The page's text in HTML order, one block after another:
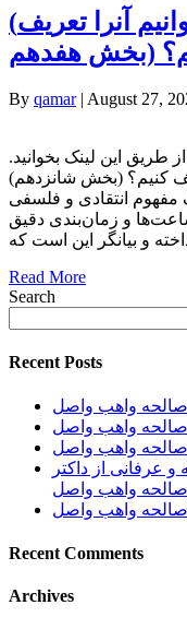
(زمان چیست و چگونه میتوانیم آنرا تعریف
(بخش هفدهم
By qamar| August 27,
.اگر بخش شانزدهم را نخوانده اید میتوانید از طریق این لینک بخوانید
کنیم؟ (بخش شانزدهم)
مفهوم انتقادی و فلسفی
ساعت‌ها و زمان‌بندی دقیق
Read More
Search
Recent Posts
صالحه واهب واصل
صالحه واهب واصل
صالحه واهب واصل
از داکتر
صالحه واهب واصل
صالحه واهب واصل
Recent Comments
Archives